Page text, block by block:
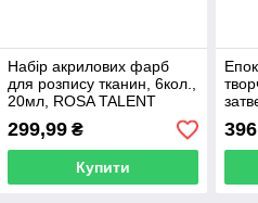
Набір акрилових фарб
для розпису тканин, 6кол.,
20мл, ROSA TALENT
299,99₴
Купити
(1:1)